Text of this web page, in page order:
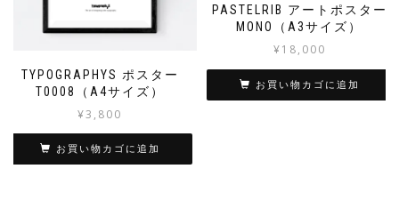
TYPOGRAPHYS ポスター
T0008（A4サイズ）
¥3,800
お買い物カゴに追加
PASTELRIB アートポスター
MONO（A3サイズ）
¥18,000
お買い物カゴに追加